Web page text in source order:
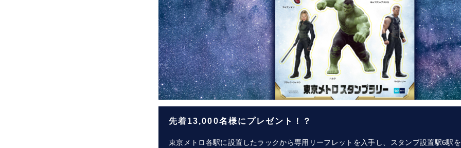
先着13,000名様にプレゼント！？
東京メトロ各駅に設置したラックから専用リーフレットを入手し、スタンプ設置駅6駅